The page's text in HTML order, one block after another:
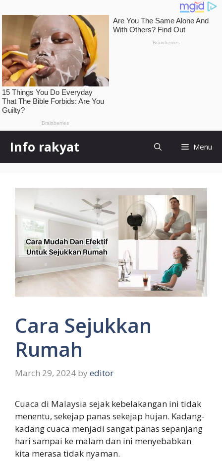
content
Info rakyat Menu
Cara Sejukkan
Rumah
March 29, 2024 by editor
Cuaca di Malaysia sejak kebelakangan ini tidak
menentu, sekejap panas sekejap hujan. Kadang-
kadang cuaca menjadi sangat panas sepanjang
hari sampai ke malam dan ini menyebabkan
kita merasa tidak nyaman.